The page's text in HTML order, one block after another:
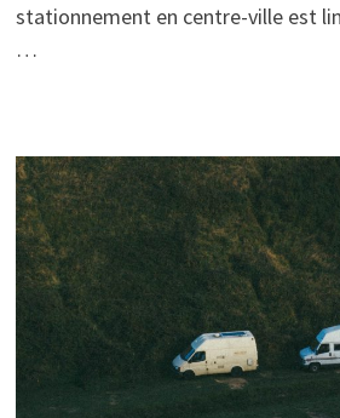
stationnement en centre-ville est
…